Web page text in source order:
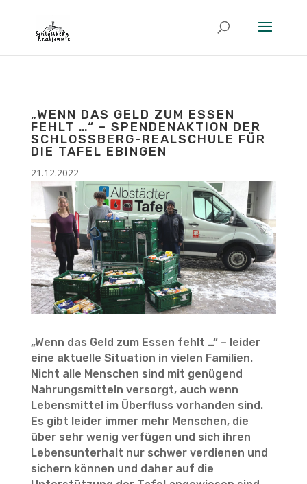
„WENN DAS GELD ZUM ESSEN
FEHLT …“ – SPENDENAKTION DER
SCHLOSSBERG-REALSCHULE FÜR
DIE TAFEL EBINGEN
21.12.2022
„Wenn das Geld zum Essen fehlt …“ – leider
eine aktuelle Situation in vielen Familien.
Nicht alle Menschen sind mit genügend
Nahrungsmitteln versorgt, auch wenn
Lebensmittel im Überfluss vorhanden sind.
Es gibt leider immer mehr Menschen, die
über sehr wenig verfügen und sich ihren
Lebensunterhalt nur schwer verdienen und
sichern können und daher auf die